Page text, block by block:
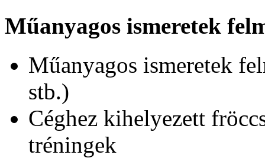
Műanyagos ismeretek
Műanyagos ismeretek
stb.)
Céghez kihelyezett
tréningek